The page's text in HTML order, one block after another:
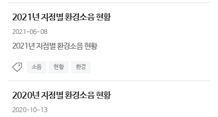
2021년 지점별 환경소음 현황
2021-06-08
2021년 지점별 환경소음 현황
소음 현황 환경
2020년 지점별 환경소음 현황
2020-10-13